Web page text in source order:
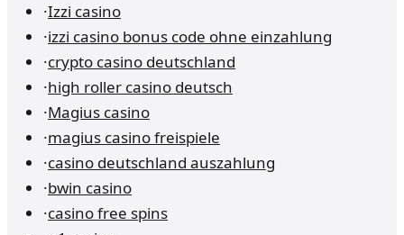
·Izzi casino
·izzi casino bonus code ohne einzahlung
·crypto casino deutschland
·high roller casino deutsch
·Magius casino
·magius casino freispiele
·casino deutschland auszahlung
·bwin casino
·casino free spins